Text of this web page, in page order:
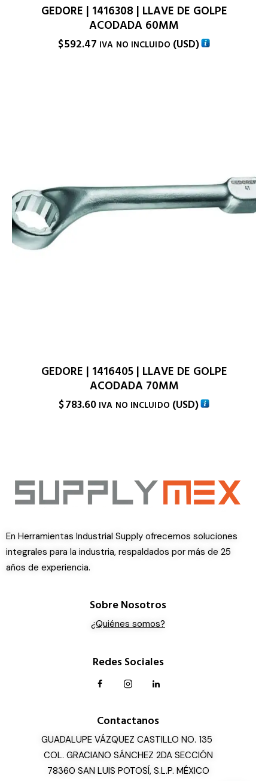
GEDORE | 1416308 | LLAVE DE GOLPE
ACODADA 60MM
$592.47 IVA NO INCLUIDO (USD)
GEDORE | 1416405 | LLAVE DE GOLPE
ACODADA 70MM
$783.60 IVA NO INCLUIDO (USD)
En Herramientas Industrial Supply ofrecemos soluciones
integrales para la industria, respaldados por más de 25
años de experiencia.
Sobre Nosotros
¿Quiénes somos?
Redes Sociales
Contactanos
GUADALUPE VÁZQUEZ CASTILLO NO. 135
COL. GRACIANO SÁNCHEZ 2DA SECCIÓN
78360 SAN LUIS POTOSÍ, S.L.P. MÉXICO